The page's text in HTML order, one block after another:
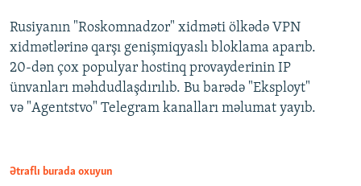
Rusiyanın "Roskomnadzor" xidməti ölkədə VPN
xidmətlərinə qarşı genişmiqyaslı bloklama aparıb.
20-dən çox populyar hostinq provayderinin IP
ünvanları məhdudlaşdırılıb. Bu barədə "Eksployt"
və "Agentstvo" Telegram kanalları məlumat yayıb.
Ətraflı burada oxuyun